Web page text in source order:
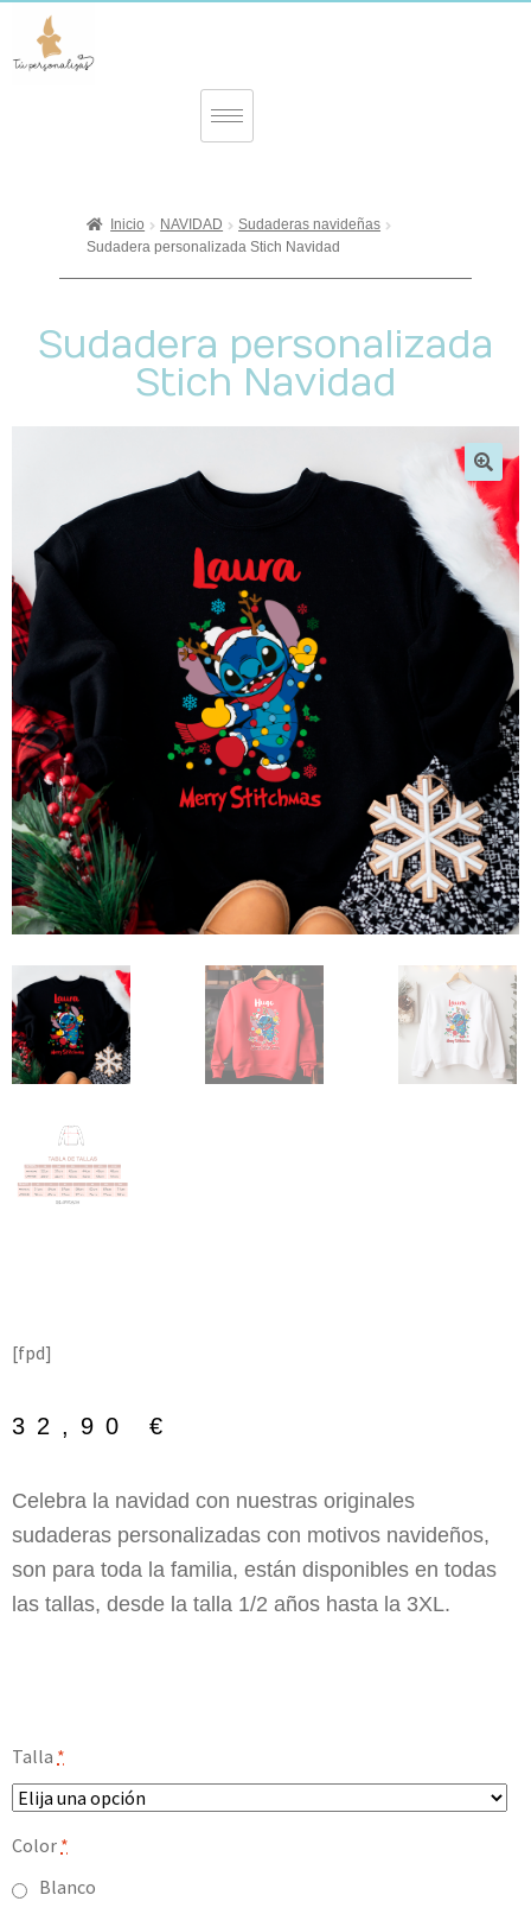
Inicio NAVIDAD
Sudaderas navideñas
Sudadera personalizada Stich Navidad
Sudadera personalizada
Stich Navidad
🔍
[fpd]
32,90 €
Celebra la navidad con nuestras originales
sudaderas personalizadas con motivos navideños,
son para toda la familia, están disponibles en todas
las tallas, desde la talla 1/2 años hasta la 3XL.
Talla *
Color *
Blanco